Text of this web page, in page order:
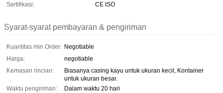
Sertifikasi:
CE ISO
Syarat-syarat pembayaran & pengiriman
Kuantitas min Order: Negotiable
Harga:
negotiable
Kemasan rincian:
Biasanya casing kayu untuk ukuran kecil, Kontainer
untuk ukuran besar.
Waktu pengiriman:
Dalam waktu 20 hari